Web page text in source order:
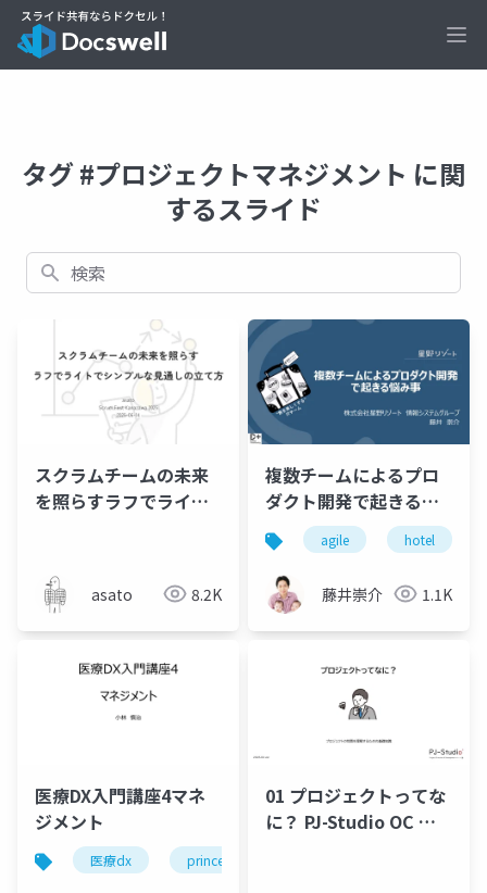
タグ #プロジェクトマネジメント に関
するスライド
検索
スクラムチームの未来
を照らすラフでライト
#scrumkanazawa
asato 8.2K
複数チームによるプロ
ダクト開発で起きる悩
み事
agile hotel
藤井崇介 1.1K
医療DX入門講座4マネ
ジメント
医療dx prince2
01 プロジェクトってな
に？ PJ-Studio OC 公